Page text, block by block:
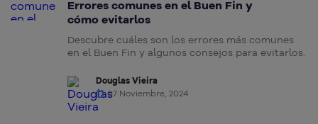
Errores comunes en el Buen Fin y
cómo evitarlos
Descubre cuáles son los errores más comunes
en el Buen Fin y algunos consejos para evitarlos.
Douglas Vieira
07 Noviembre, 2024